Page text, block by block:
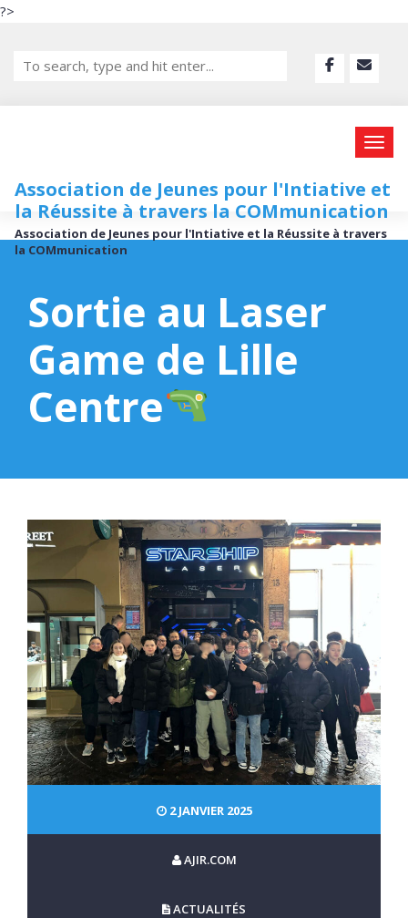
?>
Association de Jeunes pour l'Intiative et
la Réussite à travers la COMmunication
Association de Jeunes pour l'Intiative et la Réussite à travers
la COMmunication
Sortie au Laser
Game de Lille
Centre
2 JANVIER 2025
AJIR.COM
ACTUALITÉS